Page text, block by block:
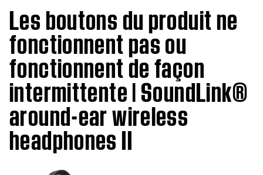
Les boutons du produit ne
fonctionnent pas ou
fonctionnent de façon
intermittente | SoundLink®
around-ear wireless
headphones II